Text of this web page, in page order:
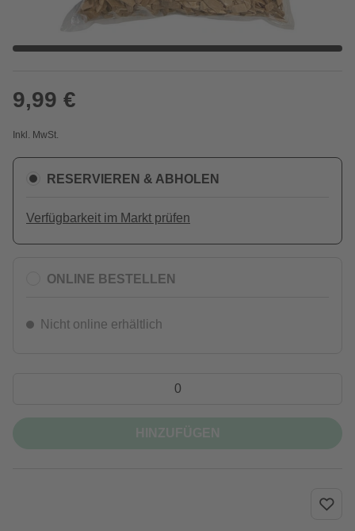
9,99 €
Inkl. MwSt.
RESERVIEREN & ABHOLEN
Verfügbarkeit im Markt prüfen
ONLINE BESTELLEN
Nicht online erhältlich